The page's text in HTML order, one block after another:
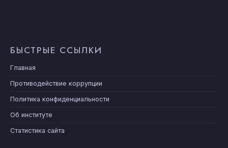
БЫСТРЫЕ ССЫЛКИ
Главная
Противодействие коррупции
Политика конфиденциальности
Об институте
Статистика сайта